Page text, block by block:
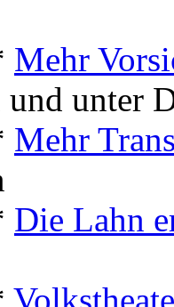
Mehr
und unter
Mehr
Die Lahn